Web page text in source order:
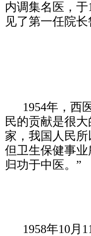
内调集名医，
见了第一任院长
1954年，西医
民的贡献是很
家，我国人民
但卫生保健事
归功于中医。”
1958年10月